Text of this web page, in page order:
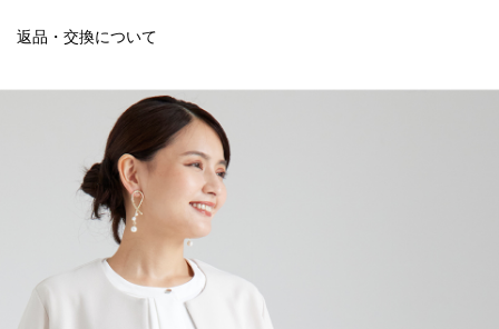
返品・交換について